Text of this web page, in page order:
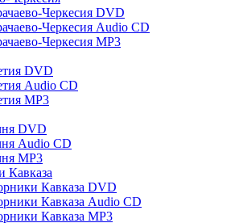
Черкесия DVD
Черкесия Audio CD
Черкесия MP3
DVD
Audio CD
MP3
DVD
Audio CD
MP3
Кавказа
Кавказа DVD
Кавказа Audio CD
Кавказа MP3